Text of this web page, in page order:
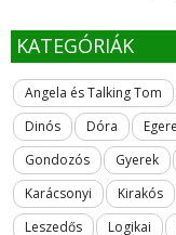
KATEGÓRIÁK
Angela és Talking Tom
Dinós
Dóra
Gondozós
Gyerek
Karácsonyi
Kirakós
Leszedős
Logikai